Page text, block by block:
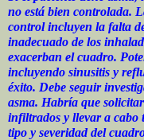
no está bien controlada.
control incluyen la falta
inadecuado de los
exacerban el cuadro.
incluyendo sinusitis y
éxito. Debe seguir
asma. Habría que
infiltrados y llevar a cabo
tipo y severidad del